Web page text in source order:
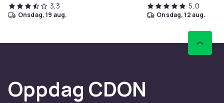
3,3
onsdag, 19 aug.
5,0
onsdag, 12 aug.
Oppdag CDON